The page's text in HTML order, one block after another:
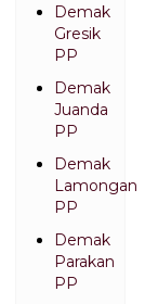
Demak
Gresik
PP
Demak
Juanda
PP
Demak
Lamongan
PP
Demak
Parakan
PP